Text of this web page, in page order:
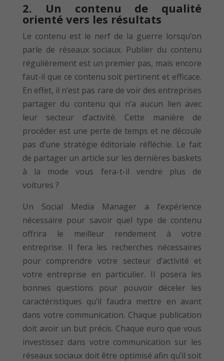
2. Un contenu de qualité
orienté vers les résultats
Le contenu est le nerf de la guerre lorsqu’on
parle de réseaux sociaux. Publier du contenu
régulièrement est un premier pas, mais encore
faut-il que ce contenu soit pertinent et efficace.
En effet, il n’est pas rare de voir des entreprises
partager du contenu qui n’a aucun lien avec
leur secteur d’activité. Cette manière de
procéder est une perte de temps et ne découle
pas d’une stratégie éditoriale réfléchie. Le fait
de partager un article sur les dernières baskets
à la mode vous fera-t-il vendre plus de
voitures ?
Un Social Media Manager a l’expérience
nécessaire pour savoir quel type de contenu
offrira le meilleur rendement à votre
entreprise. Il fera les recherches nécessaires
pour comprendre votre secteur d’activité et
votre entreprise en particulier. Il posera les
bonnes questions pour pouvoir déceler les
caractéristiques qu’il faudra mettre en avant
dans votre communication. Chaque publication
doit avoir un but précis. Chaque euro que vous
investissez dans votre communication sur les
réseaux sociaux doit être optimisé afin qu’il soit